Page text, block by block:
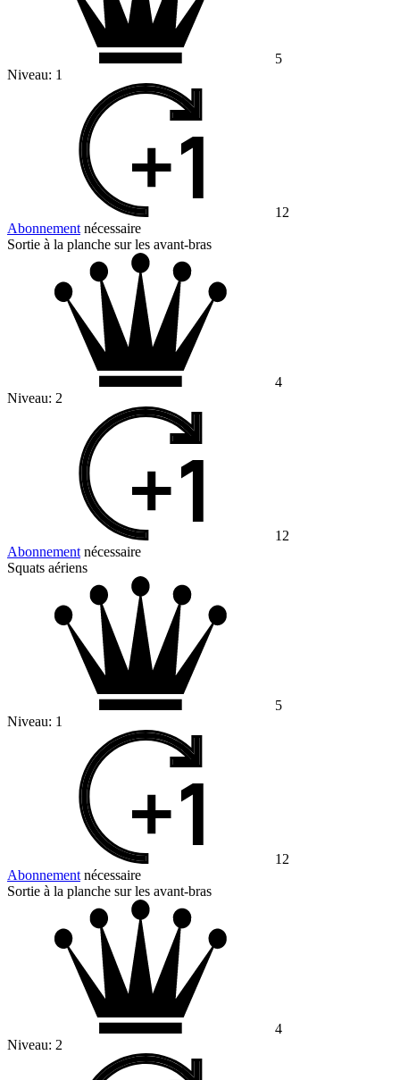
5
Niveau: 1
12
Abonnement nécessaire
Sortie à la planche sur les avant-bras
4
Niveau: 2
12
Abonnement nécessaire
Squats aériens
5
Niveau: 1
12
Abonnement nécessaire
Sortie à la planche sur les avant-bras
4
Niveau: 2